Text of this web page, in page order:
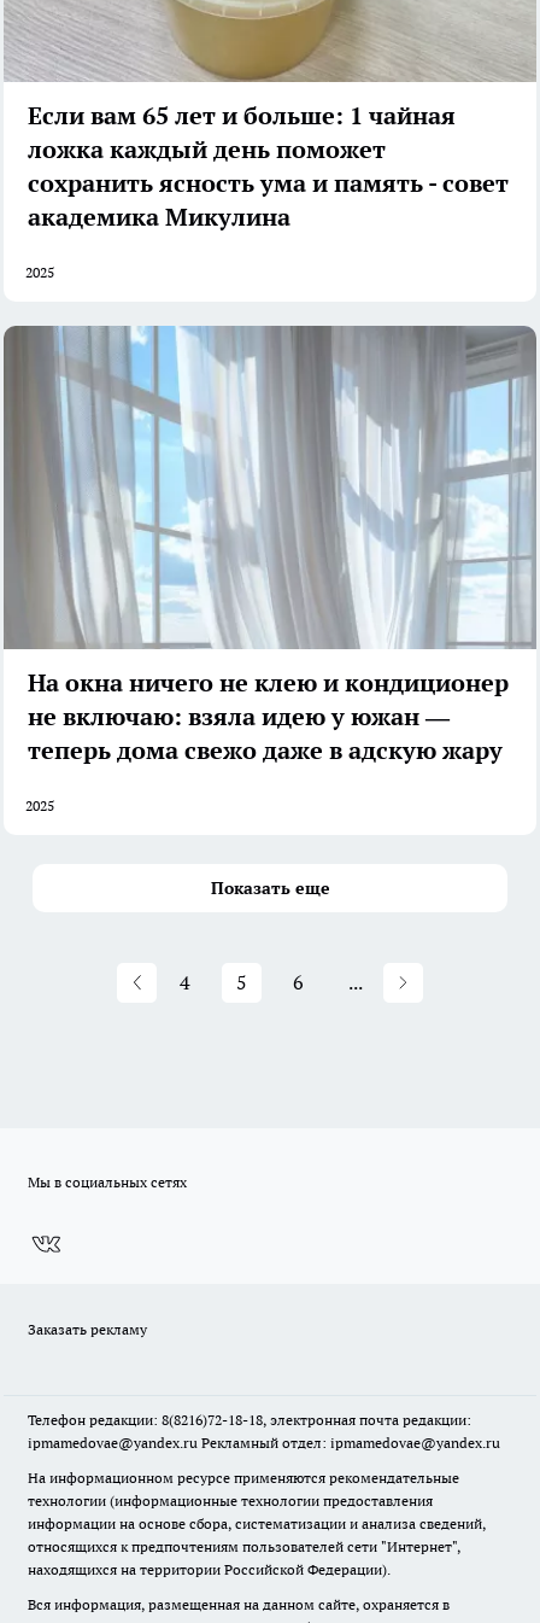
Если вам 65 лет и больше: 1 чайная
ложка каждый день поможет
сохранить ясность ума и память - совет
академика Микулина
2025
На окна ничего не клею и кондиционер
не включаю: взяла идею у южан —
теперь дома свежо даже в адскую жару
2025
Показать еще
4 5 6 ...
Мы в социальных сетях
Заказать рекламу
Телефон редакции: 8(8216)72-18-18, электронная почта редакции:
ipmamedovae@yandex.ru Рекламный отдел: ipmamedovae@yandex.ru
На информационном ресурсе применяются рекомендательные
технологии (информационные технологии предоставления
информации на основе сбора, систематизации и анализа сведений,
относящихся к предпочтениям пользователей сети "Интернет",
находящихся на территории Российской Федерации).
Вся информация, размещенная на данном сайте, охраняется в